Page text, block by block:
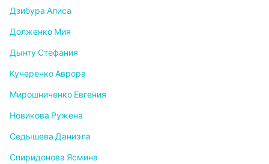
Дзибура Алиса
Долженко Мия
Дынту Стефания
Кучеренко Аврора
Мирошниченко Евгения
Новикова Ружена
Седышева Даниэла
Спиридонова Ясмина